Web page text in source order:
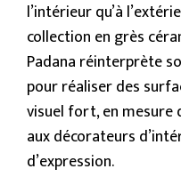
l’intérieur qu’à
collection en grès
Padana réinterprète
pour réaliser des
visuel fort, en mesure
aux décorateurs
d’expression.